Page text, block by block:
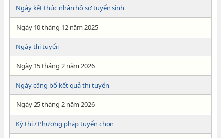
Ngày kết thúc nhận hồ sơ tuyển sinh
Ngày 10 tháng 12 năm 2025
Ngày thi tuyển
Ngày 15 tháng 2 năm 2026
Ngày công bố kết quả thi tuyển
Ngày 25 tháng 2 năm 2026
Kỳ thi / Phương pháp tuyển chọn